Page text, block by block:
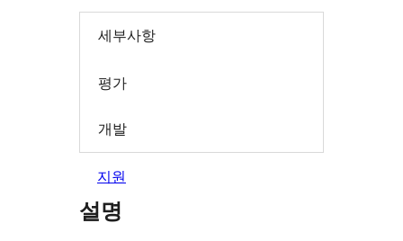
세부사항
평가
개발
지원
설명